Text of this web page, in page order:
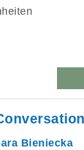
Bieniecka